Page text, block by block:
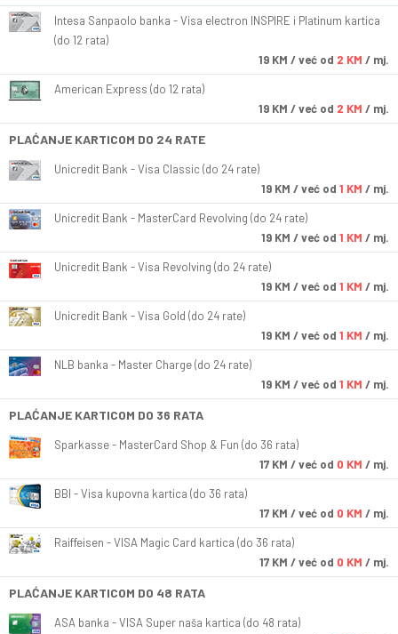
Intesa Sanpaolo banka - Visa electron INSPIRE i Platinum kartica
(do 12 rata)
19 KM / već od 2 KM / mj.
American Express (do 12 rata)
19 KM / već od 2 KM / mj.
PLAĆANJE KARTICOM DO 24 RATE
Unicredit Bank - Visa Classic (do 24 rate)
19 KM / već od 1 KM / mj.
Unicredit Bank - MasterCard Revolving (do 24 rate)
19 KM / već od 1 KM / mj.
Unicredit Bank - Visa Revolving (do 24 rate)
19 KM / već od 1 KM / mj.
Unicredit Bank - Visa Gold (do 24 rate)
19 KM / već od 1 KM / mj.
NLB banka - Master Charge (do 24 rate)
19 KM / već od 1 KM / mj.
PLAĆANJE KARTICOM DO 36 RATA
Sparkasse - MasterCard Shop & Fun (do 36 rata)
17 KM / već od 0 KM / mj.
BBI - Visa kupovna kartica (do 36 rata)
17 KM / već od 0 KM / mj.
Raiffeisen - VISA Magic Card kartica (do 36 rata)
17 KM / već od 0 KM / mj.
PLAĆANJE KARTICOM DO 48 RATA
ASA banka - VISA Super naša kartica (do 48 rata)